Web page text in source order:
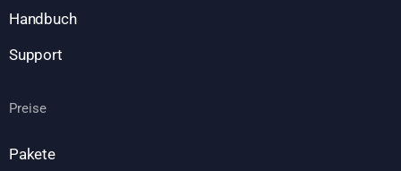
Handbuch
Support
Preise
Pakete